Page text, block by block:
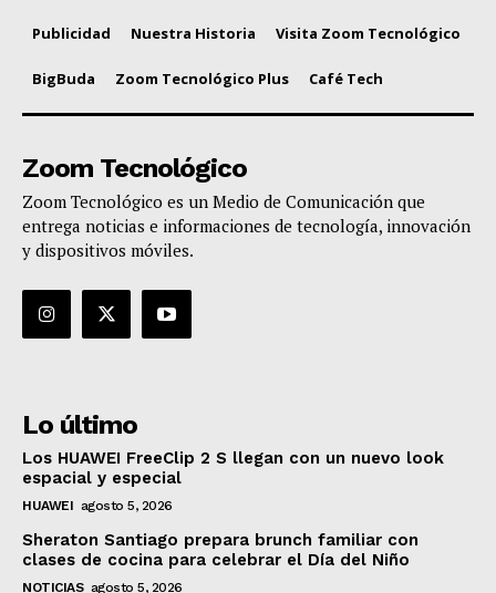
Publicidad Nuestra Historia Visita Zoom Tecnológico
BigBuda Zoom Tecnológico Plus Café Tech
Zoom Tecnológico
Zoom Tecnológico es un Medio de Comunicación que
entrega noticias e informaciones de tecnología, innovación
y dispositivos móviles.
Lo último
Los HUAWEI FreeClip 2 S llegan con un nuevo look
espacial y especial
HUAWEI agosto 5, 2026
Sheraton Santiago prepara brunch familiar con
clases de cocina para celebrar el Día del Niño
NOTICIAS agosto 5, 2026